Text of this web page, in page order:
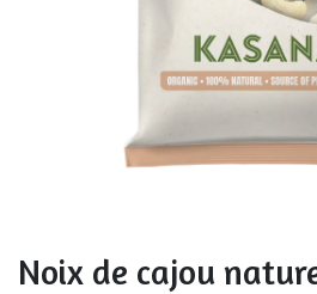
Noix de cajou